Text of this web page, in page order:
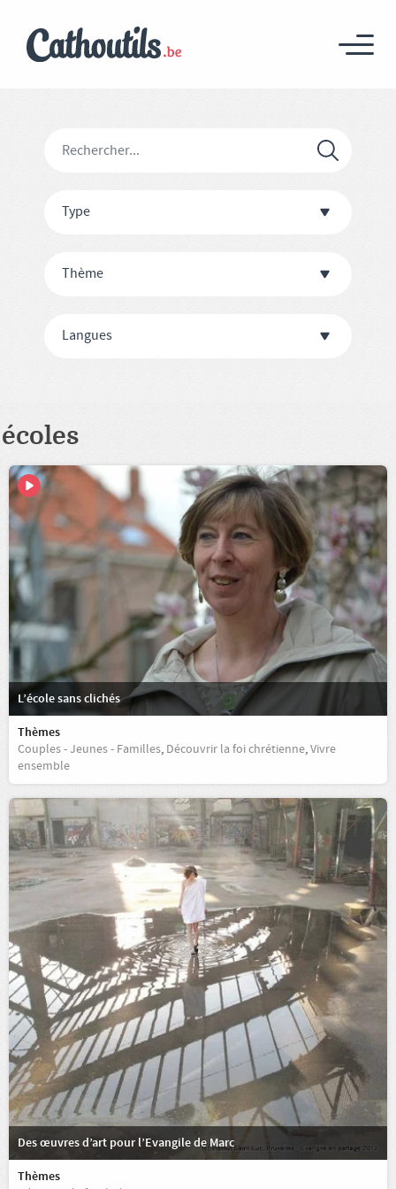
Type
Thème
Langues
écoles
L’école sans clichés
Thèmes
Couples - Jeunes - Familles, Découvrir la foi chrétienne,Vivre
ensemble
Des œuvres d’art pour l’Evangile de Marc
Thèmes